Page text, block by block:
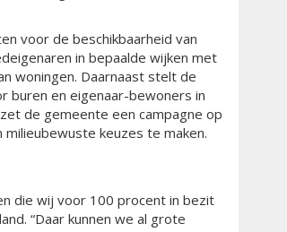
voor de beschikbaarheid van
in bepaalde wijken met
woningen. Daarnaast stelt de
buren en eigenaar-bewoners in
de gemeente een campagne op
keuzes te maken.
die wij voor 100 procent in bezit
“Daar kunnen we al grote